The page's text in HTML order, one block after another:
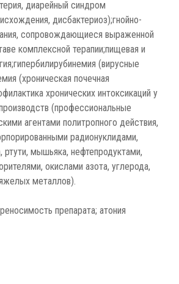
диарейный синдром
дисбактериоз);гнойно-
сопровождающиеся выраженной
комплексной терапии;пищевая и
(вирусные
(хроническая почечная
хронических интоксикаций у
(профессиональные
агентами политропного действия,
радионуклидами,
ртути, мышьяка, нефтепродуктами,
окислами азота, углерода,
металлов).
препарата; атония